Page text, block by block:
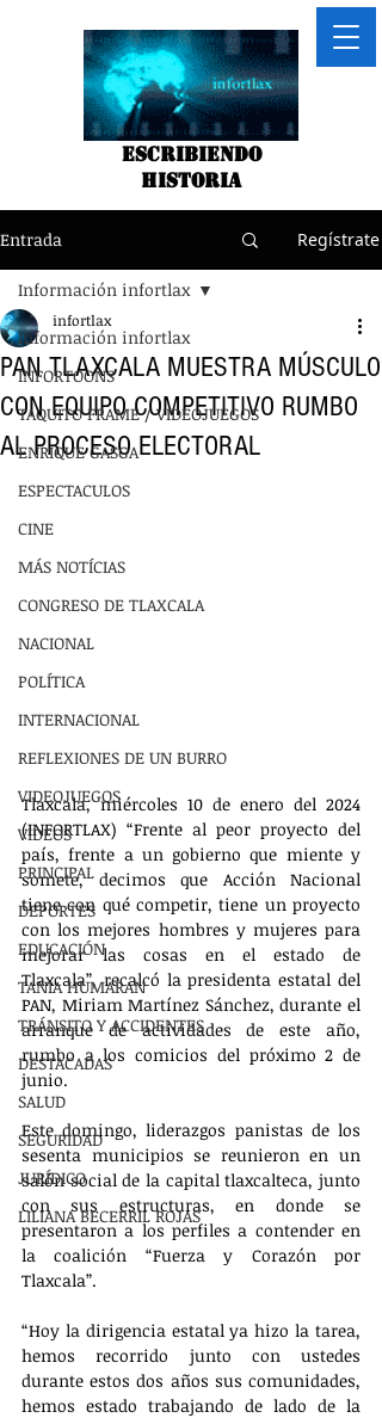
Escribiendo
historia
Entrada Regístrate
Información infortlax
INFORTOONS
TAQUITO FRAME / VIDEOJUEGOS
ENRIQUE GASGA
ESPECTACULOS
CINE
MÁS NOTÍCIAS
CONGRESO DE TLAXCALA
NACIONAL
POLÍTICA
INTERNACIONAL
REFLEXIONES DE UN BURRO
VIDEOJUEGOS
VIDEOS
PRINCIPAL
DEPORTES
EDUCACIÓN
TANIA HUMARAN
TRÁNSITO Y ACCIDENTES
DESTACADAS
SALUD
SEGURIDAD
JURÍDICO
LILIANA BECERRIL ROJAS
Información infortlax
PAN TLAXCALA MUESTRA MÚSCULO
CON EQUIPO COMPETITIVO RUMBO
AL PROCESO ELECTORAL
infortlax
Tlaxcala, miércoles 10 de enero del 2024
(INFORTLAX) “Frente al peor proyecto del
país, frente a un gobierno que miente y
somete, decimos que Acción Nacional
tiene con qué competir, tiene un proyecto
con los mejores hombres y mujeres para
mejorar las cosas en el estado de
Tlaxcala”, recalcó la presidenta estatal del
PAN, Miriam Martínez Sánchez, durante el
arranque de actividades de este año,
rumbo a los comicios del próximo 2 de
junio.
Este domingo, liderazgos panistas de los
sesenta municipios se reunieron en un
salón social de la capital tlaxcalteca, junto
con sus estructuras, en donde se
presentaron a los perfiles a contender en
la coalición “Fuerza y Corazón por
Tlaxcala”.
“Hoy la dirigencia estatal ya hizo la tarea,
hemos recorrido junto con ustedes
durante estos dos años sus comunidades,
hemos estado trabajando de lado de la